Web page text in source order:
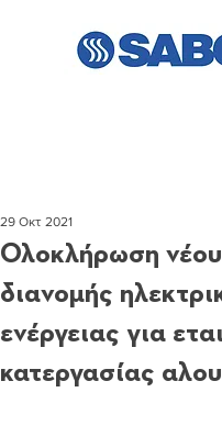
Ολοκλήρωση
διανομής
ενέργειας για
κατεργασίας
29 Οκτ 2021